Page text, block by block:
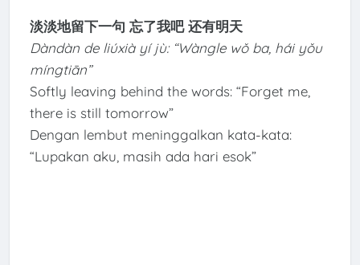
淡淡地留下一句 忘了我吧 还有明天
Dàndàn de liúxià yí jù: “Wàngle wǒ ba, hái yǒu
míngtiān”
Softly leaving behind the words: “Forget me,
there is still tomorrow”
Dengan lembut meninggalkan kata-kata:
“Lupakan aku, masih ada hari esok”